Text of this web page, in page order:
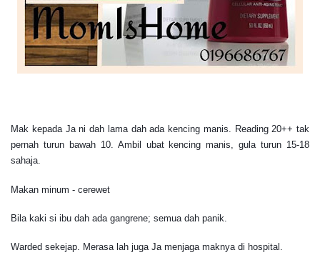
Mak kepada Ja ni dah lama dah ada kencing manis. Reading 20++ tak
pernah turun bawah 10. Ambil ubat kencing manis, gula turun 15-18
sahaja.
Makan minum - cerewet
Bila kaki si ibu dah ada gangrene; semua dah panik.
Warded sekejap. Merasa lah juga Ja menjaga maknya di hospital.